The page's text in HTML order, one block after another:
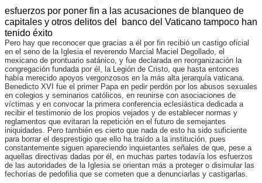
esfuerzos por poner fin a las acusaciones de blanqueo de
capitales y otros delitos del banco del Vaticano tampoco han
tenido éxito
Pero hay que reconocer que gracias a él por fin recibió un castigo oficial
en el seno de la Iglesia el reverendo Marcial Maciel Degollado, el
mexicano de prontuario satánico, y fue declarada en reorganización la
congregación fundada por él, la Legión de Cristo, que hasta entonces
había merecido apoyos vergonzosos en la más alta jerarquía vaticana.
Benedicto XVI fue el primer Papa en pedir perdón por los abusos sexuales
en colegios y seminarios católicos, en reunirse con asociaciones de
víctimas y en convocar la primera conferencia eclesiástica dedicada a
recibir el testimonio de los propios vejados y de establecer normas y
reglamentos que evitaran la repetición en el futuro de semejantes
iniquidades. Pero también es cierto que nada de esto ha sido suficiente
para borrar el desprestigio que ello ha traído a la institución, pues
constantemente siguen apareciendo inquietantes señales de que, pese a
aquellas directivas dadas por él, en muchas partes todavía los esfuerzos
de las autoridades de la Iglesia se orientan más a proteger o disimular las
fechorías de pedofilia que se cometen que a denunciarlas y castigarlas.